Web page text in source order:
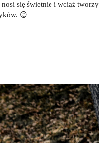
nosi się świetnie i wciąż tworzy
😊